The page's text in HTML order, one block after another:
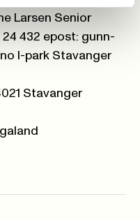
Larsen Senior
432 epost: gunn-
I-park Stavanger
Stavanger